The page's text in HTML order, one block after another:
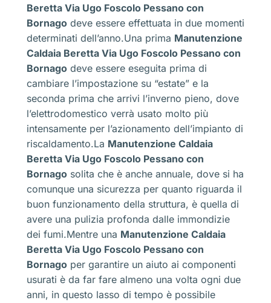
Beretta Via Ugo Foscolo Pessano con
Bornago deve essere effettuata in due momenti
determinati dell’anno.Una prima Manutenzione
Caldaia Beretta Via Ugo Foscolo Pessano con
Bornago deve essere eseguita prima di
cambiare l’impostazione su “estate” e la
seconda prima che arrivi l’inverno pieno, dove
l’elettrodomestico verrà usato molto più
intensamente per l’azionamento dell’impianto di
riscaldamento.La Manutenzione Caldaia
Beretta Via Ugo Foscolo Pessano con
Bornago solita che è anche annuale, dove si ha
comunque una sicurezza per quanto riguarda il
buon funzionamento della struttura, è quella di
avere una pulizia profonda dalle immondizie
dei fumi.Mentre una Manutenzione Caldaia
Beretta Via Ugo Foscolo Pessano con
Bornago per garantire un aiuto ai componenti
usurati è da far fare almeno una volta ogni due
anni, in questo lasso di tempo è possibile